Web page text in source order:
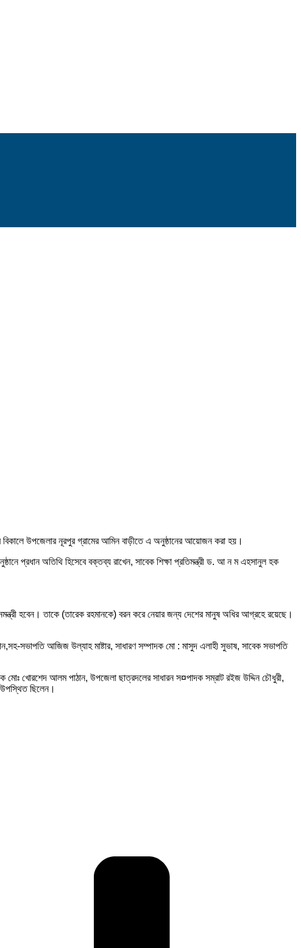
বিকালে উপজেলার নূরপুর গ্রামের আমিন বাড়ীতে এ অনুষ্ঠানের আয়োজন করা হয়।
প্রধান অতিথি হিসেবে বক্তব্য রাখেন, সাবেক শিক্ষা প্রতিমন্ত্রী ড. আ ন ম এহসানুল হক
হবেন। তাকে (তারেক রহমানকে) বরন করে নেয়ার জন্য দেশের মানুষ অধির আগ্রহে রয়েছে।
সভাপতি আজিজ উল্যাহ মাষ্টার, সাধারণ সম্পাদক মো : মাসুদ এলাহী সুভাষ, সাবেক সভাপতি
মোঃ খোরশেদ আলম পাঠান, উপজেলা ছাত্রদলের সাধারন স¤পাদক সম্রাট রইজ উদ্দিন চৌধুরী,
ছিলেন।